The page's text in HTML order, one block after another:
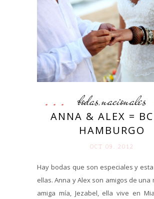
bodas,nacionales
ANNA & ALEX =
HAMBURGO
OCT 09. 2012
Hay bodas que son especiales y
ellas. Anna y Alex son amigos de una
amiga mía, Jezabel, ella vive en